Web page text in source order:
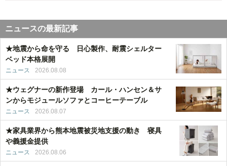
ニュースの最新記事
★地震から命を守る 日心製作、耐震シェルター
ベッド本格展開
ニュース 2026.08.08
★ウェグナーの新作登場 カール・ハンセン＆サ
ンからモジュールソファとコーヒーテーブル
ニュース 2026.08.07
★家具業界から熊本地震被災地支援の動き 寝具
や義援金提供
ニュース 2026.08.06